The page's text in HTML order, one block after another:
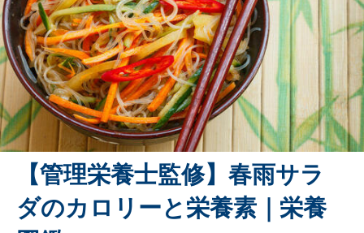
【管理栄養士監修】春雨サラ
ダのカロリーと栄養素｜栄養